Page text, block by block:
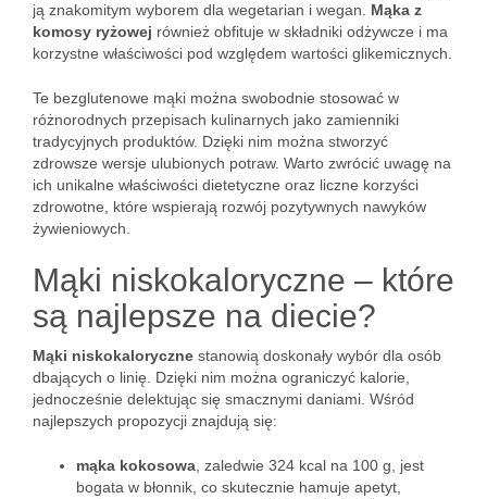
ją znakomitym wyborem dla wegetarian i wegan. Mąka z
komosy ryżowej również obfituje w składniki odżywcze i ma
korzystne właściwości pod względem wartości glikemicznych.
Te bezglutenowe mąki można swobodnie stosować w
różnorodnych przepisach kulinarnych jako zamienniki
tradycyjnych produktów. Dzięki nim można stworzyć
zdrowsze wersje ulubionych potraw. Warto zwrócić uwagę na
ich unikalne właściwości dietetyczne oraz liczne korzyści
zdrowotne, które wspierają rozwój pozytywnych nawyków
żywieniowych.
Mąki niskokaloryczne – które
są najlepsze na diecie?
Mąki niskokaloryczne stanowią doskonały wybór dla osób
dbających o linię. Dzięki nim można ograniczyć kalorie,
jednocześnie delektując się smacznymi daniami. Wśród
najlepszych propozycji znajdują się:
mąka kokosowa , zaledwie 324 kcal na 100 g, jest
bogata w błonnik, co skutecznie hamuje apetyt,